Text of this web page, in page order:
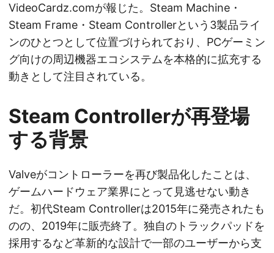
VideoCardz.comが報じた。Steam Machine・
Steam Frame・Steam Controllerという3製品ライ
ンのひとつとして位置づけられており、PCゲーミン
グ向けの周辺機器エコシステムを本格的に拡充する
動きとして注目されている。
Steam Controllerが再登場
する背景
Valveがコントローラーを再び製品化したことは、
ゲームハードウェア業界にとって見逃せない動き
だ。初代Steam Controllerは2015年に発売されたも
のの、2019年に販売終了。独自のトラックパッドを
採用するなど革新的な設計で一部のユーザーから支